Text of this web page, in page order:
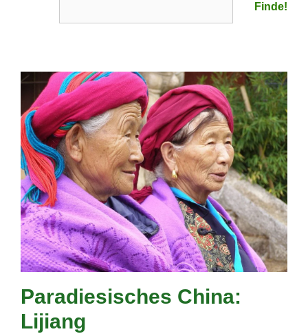
Finde!
Paradiesisches China:
Lijiang